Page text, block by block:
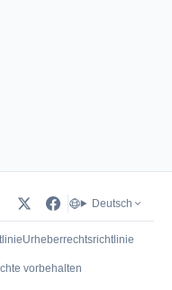
Deutsch
Urheberrechtsrichtlinie
in neuem Tab)
vorbehalten